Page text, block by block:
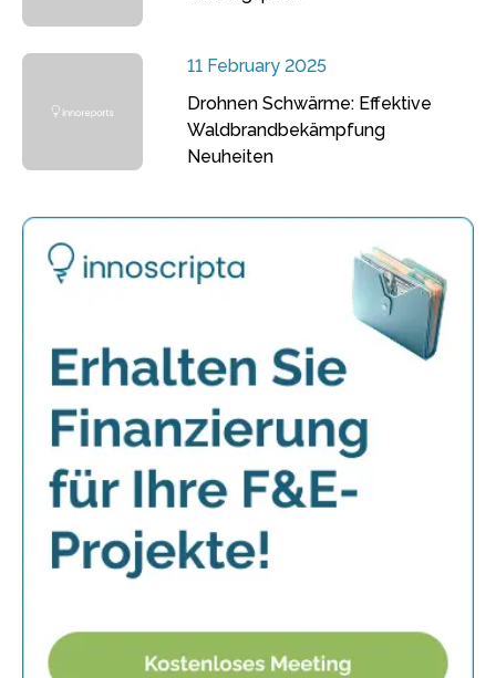
11 February 2025
Drohnen Schwärme: Effektive
Waldbrandbekämpfung
Neuheiten